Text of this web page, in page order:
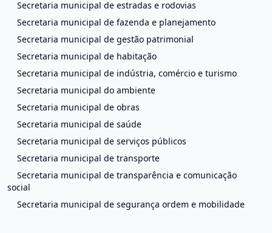
Secretaria municipal de estradas e rodovias
Secretaria municipal de fazenda e planejamento
Secretaria municipal de gestão patrimonial
Secretaria municipal de habitação
Secretaria municipal de indústria, comércio e turismo
Secretaria municipal do ambiente
Secretaria municipal de obras
Secretaria municipal de saúde
Secretaria municipal de serviços públicos
Secretaria municipal de transporte
Secretaria municipal de transparência e comunicação
social
Secretaria municipal de segurança ordem e mobilidade